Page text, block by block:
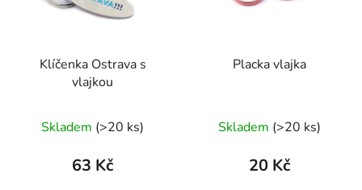
Klíčenka Ostrava s
vlajkou
hodnocení
produktu
Skladem (>20 ks)
63 Kč
Placka vlajka
hodnocení
produktu
Skladem (>20 ks)
20 Kč